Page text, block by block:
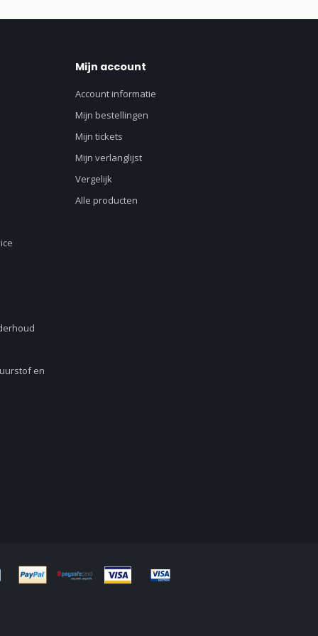
en
Mijn account
Account informatie
Mijn bestellingen
Mijn tickets
Mijn verlanglijst
Vergelijk
Alle producten